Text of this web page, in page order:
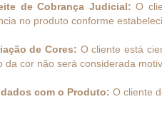
de Cobrança Judicial: O
no produto conforme
de Cores: O cliente está
da cor não será considerada
com o Produto: O cliente